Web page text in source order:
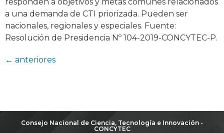
a una demanda de CTI priorizada. Pueden ser
nacionales, regionales y especiales. Fuente:
Resolución de Presidencia Nº 104-2019-CONCYTEC-P.
← anteriores
Consejo Nacional de Ciencia, Tecnología e Innovación -
CONCYTEC